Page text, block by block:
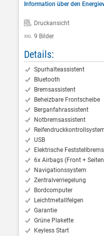
Information über den
Druckansicht
9 Bilder
Details:
Spurhalteassistent
Bluetooth
Bremsassistent
Beheizbare Frontscheibe
Berganfahrassistent
Notbremsassistent
USB
Elektrische
6x Airbags (Front +
Navigationssystem
Zentralverriegelung
Bordcomputer
Leichtmetallfelgen
Garantie
Grüne Plakette
Keyless Start